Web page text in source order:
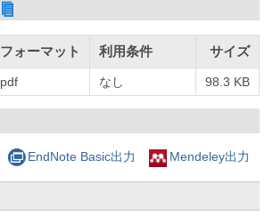
フォーマット 利用条件 サイズ
pdf なし 98.3 KB
EndNote Basic出力 Mendeley出力